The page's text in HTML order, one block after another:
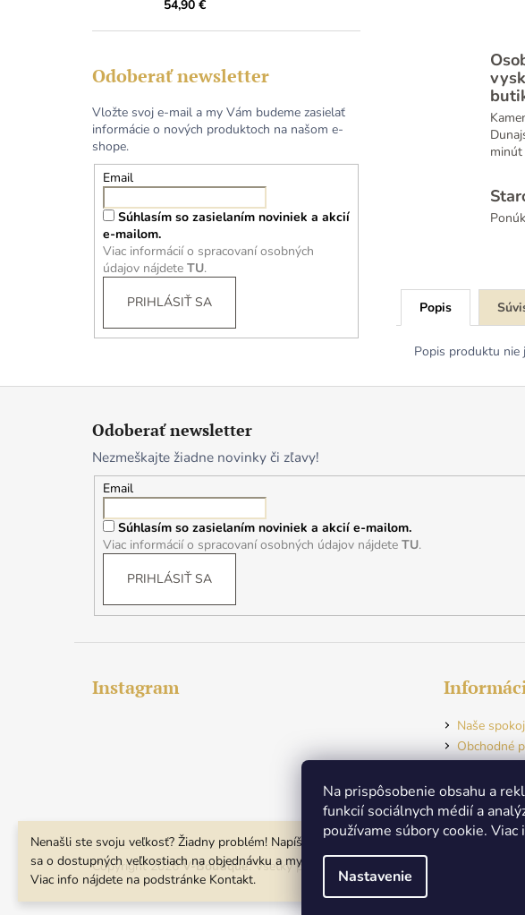
Na prispôsobenie obsahu a
funkcií sociálnych médií a
používame súbory cookie. Viac
Nastavenie
Nenašli ste svoju veľkosť? Žiadny problém! Napíšte nám, informujte
sa o dostupných veľkostiach na objednávku a my vám ju dodáme.
Viac info nájdete na podstránke Kontakt.
54,90 €
Odoberať newsletter
Vložte svoj e-mail a my Vám budeme zasielať
informácie o nových produktoch na našom e-
shope.
Email
Súhlasím so zasielaním noviniek a akcií
e-mailom.
Viac informácií o spracovaní osobných
údajov nájdete TU.
PRIHLÁSIŤ SA
minút
Popis
Popis produktu nie
Odoberať newsletter
Nezmeškajte žiadne novinky či zľavy!
Email
Súhlasím so zasielaním noviniek a akcií e-mailom.
Viac informácií o spracovaní osobných údajov nájdete TU.
PRIHLÁSIŤ SA
Instagram
Naše
Obchodné
Kontakt
Copyright 2026V-Boutique. Všetky práva vyhradené. Upraviť nastavenie